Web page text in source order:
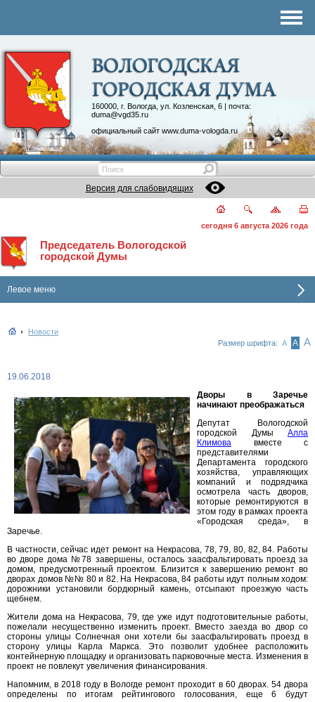
160000, г. Вологда, ул. Козленская, 6 | почта:
duma@vgd35.ru
официальный сайт www.duma-vologda.ru
Контакты
Депутатские объединения
Версия для слабовидящих
сегодня 6 августа 2026 года
Председатель Вологодской
городской Думы
Левое меню
Новости
Размер шрифта: А А А
19.06.2018
Дворы в Заречье
начинают преображаться
Депутат Вологодской
городской Думы Алла
Климова вместе с
представителями
Департамента городского
хозяйства, управляющих
компаний и подрядчика
осмотрела часть дворов,
которые ремонтируются в
этом году в рамках проекта
«Городская среда», в
Заречье.
В частности, сейчас идет ремонт на Некрасова, 78, 79, 80, 82, 84. Работы
во дворе дома №78 завершены, осталось заасфальтировать проезд за
домом, предусмотренный проектом. Близится к завершению ремонт во
дворах домов №№ 80 и 82. На Некрасова, 84 работы идут полным ходом:
дорожники установили бордюрный камень, отсыпают проезжую часть
щебнем.
Жители дома на Некрасова, 79, где уже идут подготовительные работы,
пожелали несущественно изменить проект. Вместо заезда во двор со
стороны улицы Солнечная они хотели бы заасфальтировать проезд в
сторону улицы Карла Маркса. Это позволит удобнее расположить
контейнерную площадку и организовать парковочные места. Изменения в
проект не повлекут увеличения финансирования.
Напомним, в 2018 году в Вологде ремонт проходит в 60 дворах. 54 двора
определены по итогам рейтингового голосования, еще 6 будут